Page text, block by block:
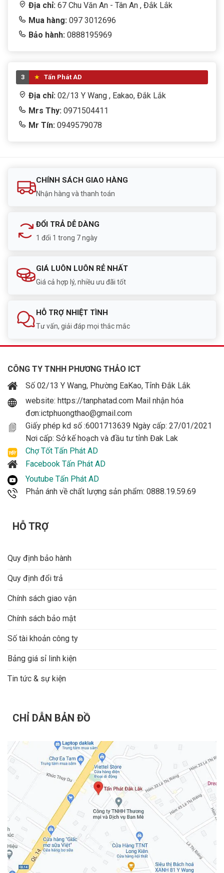
Địa chỉ: 67 Chu Văn An - Tân An , Đắk Lắk
Mua hàng: 097 3012696
Bảo hành: 0888195969
3 Tấn Phát AD
Địa chỉ: 02/13 Y Wang , Eakao, Đắk Lắk
Mrs Thy: 0971504411
Mr Tín: 0949579078
CHÍNH SÁCH GIAO HÀNG
Nhận hàng và thanh toán
ĐỔI TRẢ DỄ DÀNG
1 đổi 1 trong 7 ngày
GIÁ LUÔN LUÔN RẺ NHẤT
Giá cả hợp lý, nhiều ưu đãi tốt
HỖ TRỢ NHIỆT TÌNH
Tư vấn, giải đáp mọi thắc mắc
CÔNG TY TNHH PHƯƠNG THẢO ICT
Số 02/13 Y Wang, Phường EaKao, Tỉnh Đắk Lắk
website: https://tanphatad.com Mail nhận hóa
đơn:ictphuongthao@gmail.com
Giấy phép kd số :6001713639 Ngày cấp: 27/01/2021
Nơi cấp: Sở kế hoạch và đầu tư tỉnh Đak Lak
Chợ Tốt Tấn Phát AD
Facebook Tấn Phát AD
Youtube Tấn Phát AD
Phản ánh về chất lượng sản phẩm: 0888.19.59.69
HỖ TRỢ
Quy định bảo hành
Quy định đổi trả
Chính sách giao vận
Chính sách bảo mật
Số tài khoản công ty
Bảng giá sỉ linh kiện
Tin tức & sự kiện
CHỈ DẪN BẢN ĐỒ